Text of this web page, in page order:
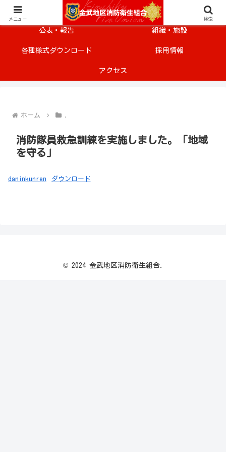
メニュー 安全・安心情報
公表・報告 組織・施設
各種様式ダウンロード 採用情報
アクセス
ホーム .
消防隊員救急訓練を実施しました。「地域
を守る」
daninkunren ダウンロード
© 2024 金武地区消防衛生組合.
メニュー 検索